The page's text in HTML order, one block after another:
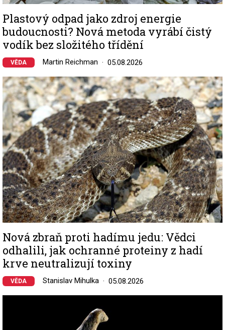
Plastový odpad jako zdroj energie
budoucnosti? Nová metoda vyrábí čistý
vodík bez složitého třídění
VĚDA Martin Reichman 05.08.2026
Image
Nová zbraň proti hadímu jedu: Vědci
odhalili, jak ochranné proteiny z hadí
krve neutralizují toxiny
VĚDA Stanislav Mihulka 05.08.2026